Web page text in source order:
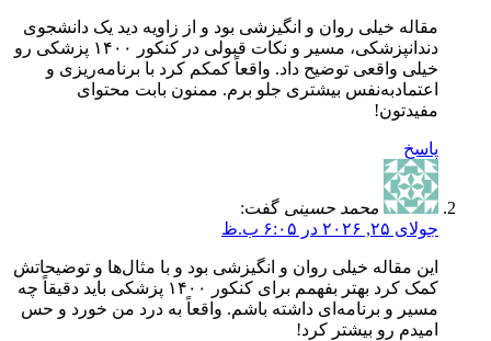
مقاله خیلی روان و انگیزشی بود و از زاویه دید یک دانشجوی
دندانپزشکی، مسیر و نکات قبولی در کنکور ۱۴۰۰ پزشکی رو
خیلی واقعی توضیح داد. واقعاً کمکم کرد با برنامه‌ریزی و
اعتمادبه‌نفس بیشتری جلو برم. ممنون بابت محتوای
مفیدتون!
پاسخ
محمد حسینی گفت:
جولای ۲۵, ۲۰۲۶ در ۶:۰۵ ب.ظ
این مقاله خیلی روان و انگیزشی بود و با مثال‌ها و توضیحاتش
کمک کرد بهتر بفهمم برای کنکور ۱۴۰۰ پزشکی باید دقیقاً چه
مسیر و برنامه‌ای داشته باشم. واقعاً به درد من خورد و حس
امیدم رو بیشتر کرد!